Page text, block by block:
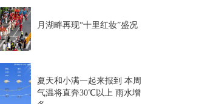
月湖畔再现“十里红妆”盛况
夏天和小满一起来报到 本周
气温将直奔30℃以上 雨水增